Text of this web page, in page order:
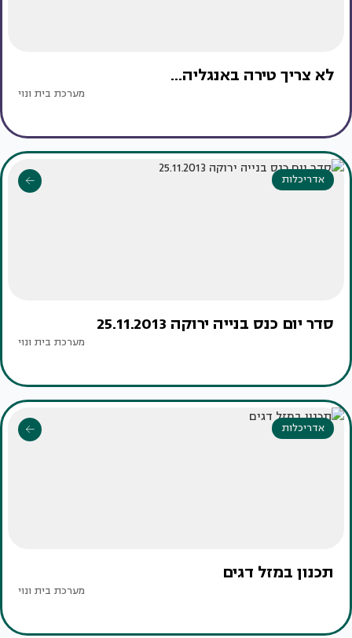
לא צריך טירה באנגליה...
מערכת בית ונוי
אדריכלות
סדר יום כנס בנייה ירוקה 25.11.2013
מערכת בית ונוי
אדריכלות
תכנון במזל דגים
מערכת בית ונוי